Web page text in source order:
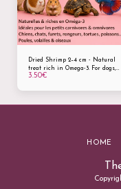
Dried Shrimp 2–4 cm - Natural
treat rich in Omega-3. For dogs,
cats, turtles, rodents, fish, poultry
3.50€
HOME